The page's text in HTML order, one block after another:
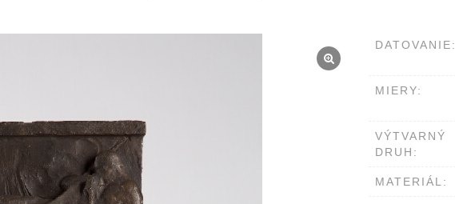
DATOVANIE:
MIERY:
VÝTVARNÝ
DRUH:
MATERIÁL: